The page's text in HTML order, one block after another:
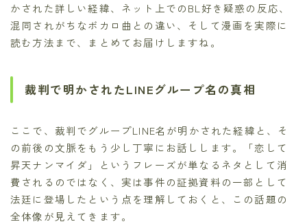
かされた詳しい経緯、ネット上でのBL好き疑惑の反応、
混同されがちなボカロ曲との違い、そして漫画を実際に
読む方法まで、まとめてお届けしますね。
裁判で明かされたLINEグループ名の真相
ここで、裁判でグループLINE名が明かされた経緯と、そ
の前後の文脈をもう少し丁寧にお話しします。「恋して
昇天ナンマイダ」というフレーズが単なるネタとして消
費されるのではなく、実は事件の証拠資料の一部として
法廷に登場したという点を理解しておくと、この話題の
全体像が見えてきます。